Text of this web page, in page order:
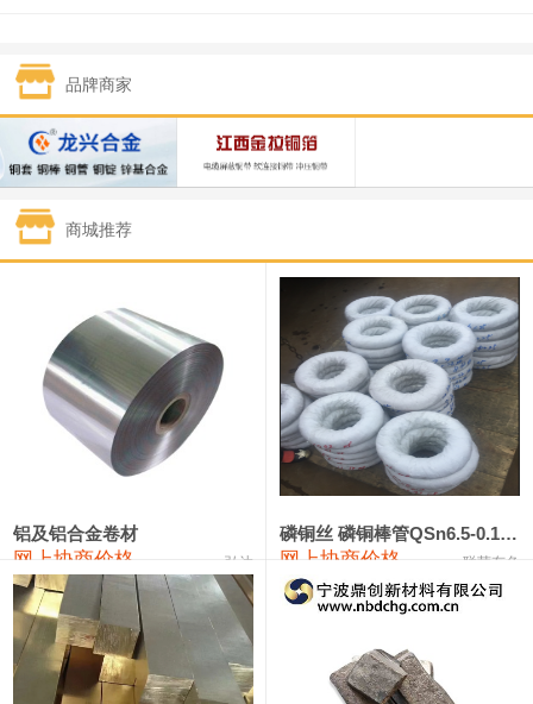
1#锡 434,000—436,000
1#镍 129,550—130,750
1#白银 15,100—15,110 15,105 -70
钯金
331,000 -10,000
89,000—95,000 92,000 1,000
2#锑 85,000—91,000 88,000 1,000
1#镁 17,000—18,000 17,500 0
18,900—19,100 19,000 100
1#电解锰(99.7%袋装) 18,000—18,200 18,100 100
1#铬 60,000—82,000
553#硅 9,300—9,500
441#硅 9,600—9,800 9,700
品牌商家
商城推荐
铝及铝合金卷材
网上协商价格 弘达
磷铜丝 磷铜棒管QSn6.5-0.1 7-0.2 8-0.3
网上协商价格 联荣有色